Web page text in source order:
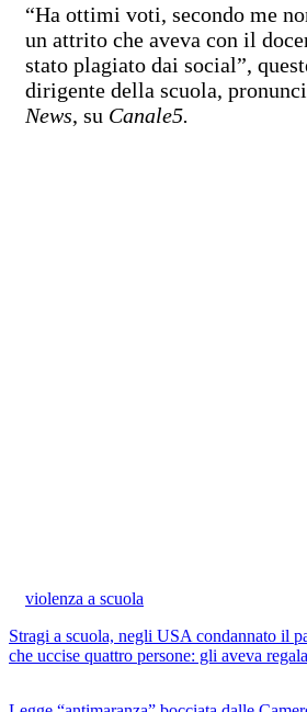
“Ha ottimi voti, secondo me
un attrito che aveva con il
stato plagiato dai social”,
dirigente della scuola,
News, su Canale5.
violenza a scuola
Stragi a scuola, negli USA condannato il
che uccise quattro persone: gli aveva